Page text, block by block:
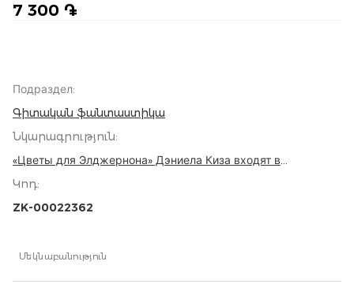
7 300 ֏
Подраздел:
Գիտական ֆանտաստիկա
Նկարագրություն:
«Цветы для Элджернона» Дэниела Киза входят в
Эта единственная история в жанре научной фантастики,
автор которой был дважды награжден сначала за рассказ,
непреодолимое желание учиться. Он соглашается принять
Կոդ:
ZK-00022362
Մեկնաբանություն